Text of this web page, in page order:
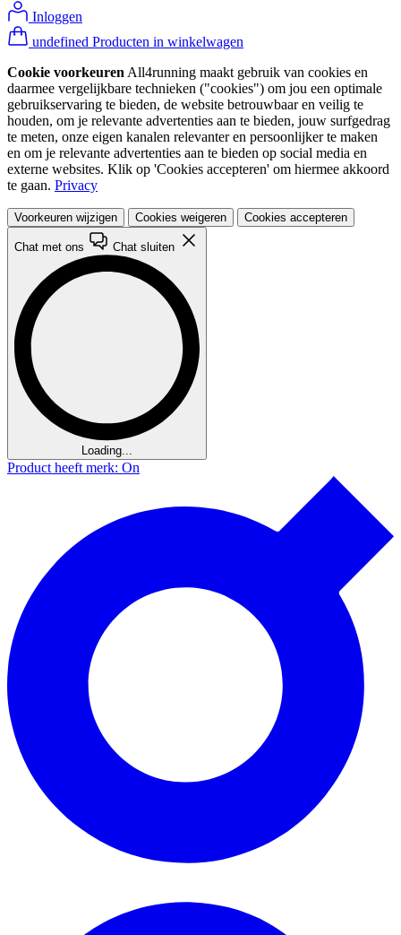
Inloggen
undefined Producten in winkelwagen
Cookie voorkeuren All4running maakt gebruik van cookies en
daarmee vergelijkbare technieken ("cookies") om jou een optimale
gebruikservaring te bieden, de website betrouwbaar en veilig te
houden, om je relevante advertenties aan te bieden, jouw surfgedrag
te meten, onze eigen kanalen relevanter en persoonlijker te maken
en om je relevante advertenties aan te bieden op social media en
externe websites. Klik op 'Cookies accepteren' om hiermee akkoord
te gaan. Privacy
Voorkeuren wijzigen Cookies weigeren Cookies accepteren
Chat met ons Chat sluiten
Loading...
Product heeft merk: On